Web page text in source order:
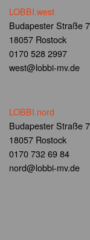
LOBBI.west
Budapester Straße 7
18057 Rostock
0170 528 2997
west@lobbi-mv.de
LOBBI.nord
Budapester Straße 7
18057 Rostock
0170 732 69 84
nord@lobbi-mv.de